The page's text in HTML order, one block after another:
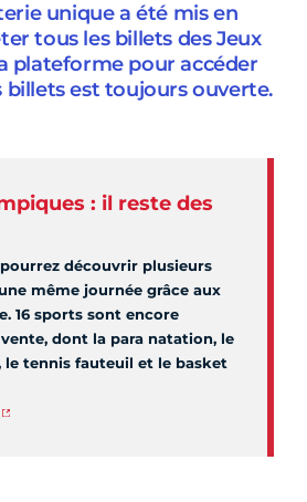
unique a été mis en
tous les billets des Jeux
plateforme pour accéder
billets est toujours ouverte.
: il reste des
découvrir plusieurs
même journée grâce aux
16 sports sont encore
dont la para natation, le
le tennis fauteuil et le basket